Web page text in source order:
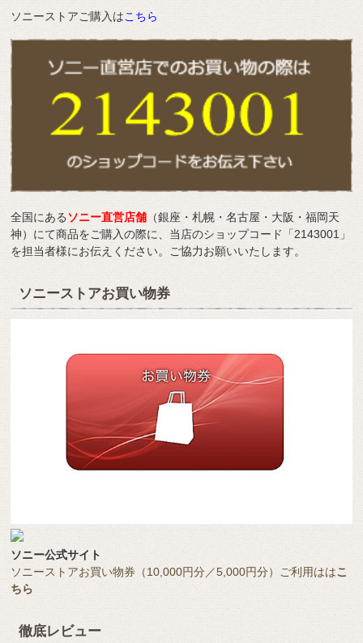
ソニーストアご購入はこちら
全国にあるソニー直営店舗 （銀座・札幌・名古屋・大阪・福岡天
神）にて商品をご購入の際に、当店のショップコード「2143001」
を担当者様にお伝えください。ご協力お願いいたします。
ソニーストアお買い物券
ソニー公式サイト
ソニーストアお買い物券（10,000円分／5,000円分）ご利用ははこ
ちら
徹底レビュー